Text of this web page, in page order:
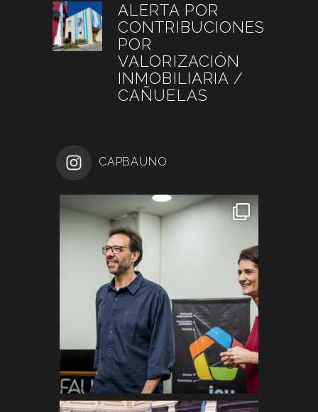
ALERTA POR
CONTRIBUCIONES
POR
VALORIZACIÓN
INMOBILIARIA /
CAÑUELAS
CAPBAUNO